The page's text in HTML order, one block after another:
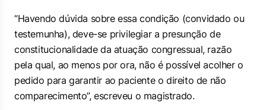
“Havendo dúvida sobre essa condição (convidado ou
testemunha), deve-se privilegiar a presunção de
constitucionalidade da atuação congressual, razão
pela qual, ao menos por ora, não é possível acolher o
pedido para garantir ao paciente o direito de não
comparecimento”, escreveu o magistrado.